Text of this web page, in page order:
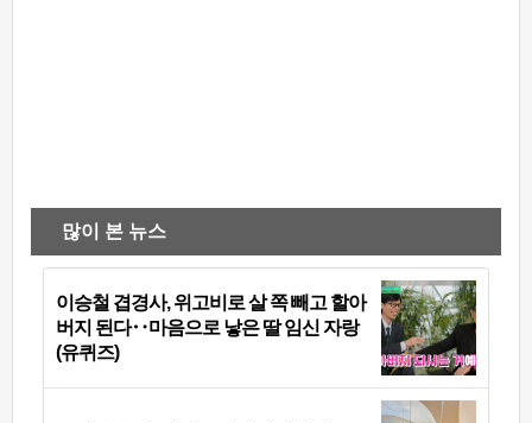
많이 본 뉴스
이승철 겹경사, 위고비로 살 쪽 빼고 할아
버지 된다‥마음으로 낳은 딸 임신 자랑
(유퀴즈)